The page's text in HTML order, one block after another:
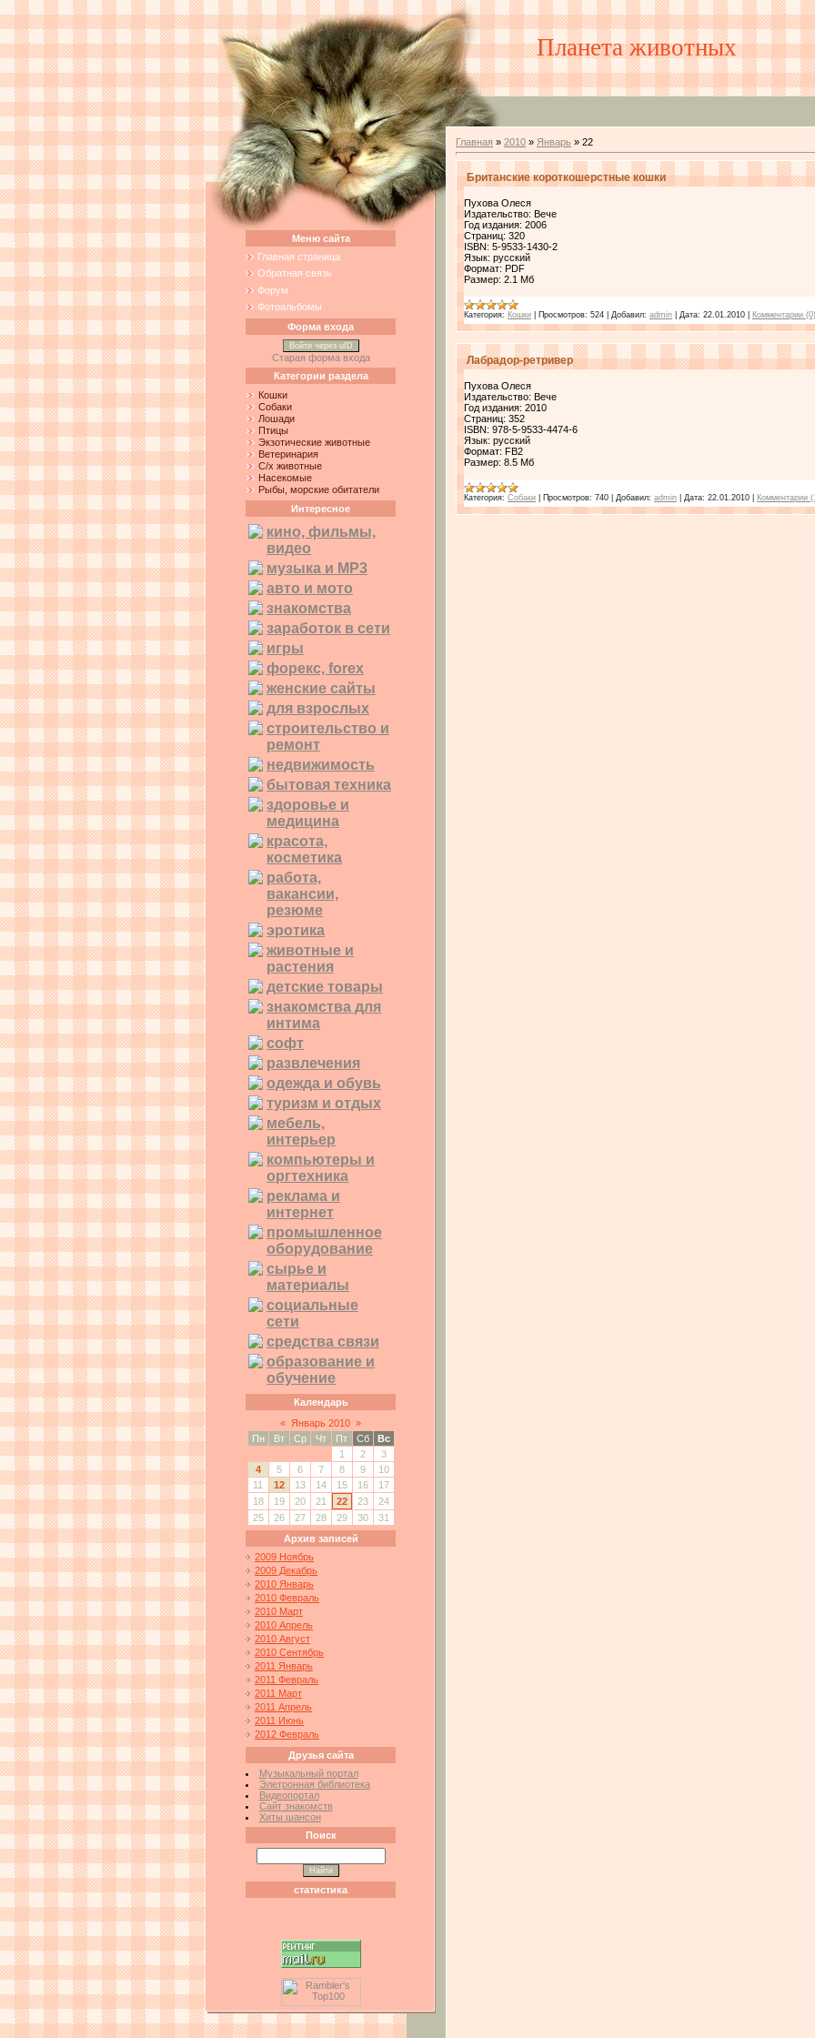
Планета животных
Меню сайта
Главная страница
Обратная связь
Форум
Фотоальбомы
Форма входа
Войти через uID
Старая форма входа
Категории раздела
Кошки
Собаки
Лошади
Птицы
Экзотические животные
Ветеринария
С/х животные
Насекомые
Рыбы, морские обитатели
Интересное
кино, фильмы,
видео
музыка и MP3
авто и мото
знакомства
заработок в сети
игры
форекс, forex
женские сайты
для взрослых
строительство и
ремонт
недвижимость
бытовая техника
здоровье и
медицина
красота,
косметика
работа,
вакансии,
резюме
эротика
животные и
растения
детские товары
знакомства для
интима
софт
развлечения
одежда и обувь
туризм и отдых
мебель,
интерьер
компьютеры и
оргтехника
реклама и
интернет
промышленное
оборудование
сырье и
материалы
социальные
сети
средства связи
образование и
обучение
Календарь
« Январь 2010 »
Пн
Вт Ср Чт Пт Сб
Вс
1
2
3
4
5 6 7 8 9
10
11
12 13 14 15 16
17
18
19 20 21 22 23
24
25
26 27 28 29 30
31
Архив записей
2009 Ноябрь
2009 Декабрь
2010 Январь
2010 Февраль
2010 Март
2010 Апрель
2010 Август
2010 Сентябрь
2011 Январь
2011 Февраль
2011 Март
2011 Апрель
2011 Июнь
2012 Февраль
Друзья сайта
Музыкальный портал
Элетронная библиотека
Видеопортал
Сайт знакомств
Хиты шансон
Поиск
статистика
Главная » 2010 » Январь » 22
Британские короткошерстные кошки
Пухова Олеся
Издательство: Вече
Год издания: 2006
Страниц: 320
ISBN: 5-9533-1430-2
Язык: русский
Формат: PDF
Размер: 2.1 Мб
Категория: Кошки Просмотров: 524 Добавил: admin Дата: 22.01.2010 Комментарии (0)
Лабрадор-ретривер
Пухова Олеся
Издательство: Вече
Год издания: 2010
Страниц: 352
ISBN: 978-5-9533-4474-6
Язык: русский
Формат: FB2
Размер: 8.5 Мб
Категория: Собаки Просмотров: 740 Добавил: admin Дата: 22.01.2010 Комментарии